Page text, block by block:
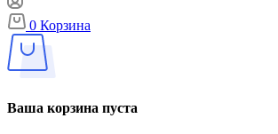
0 Корзина
Ваша корзина пуста